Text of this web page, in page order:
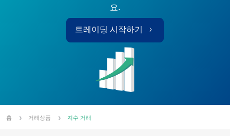
요.
트레이딩 시작하기
홈 거래상품 지수 거래